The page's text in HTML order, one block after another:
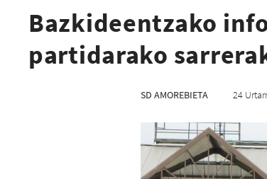
Bazkideentzako
partidarako
SD AMOREBIETA 24